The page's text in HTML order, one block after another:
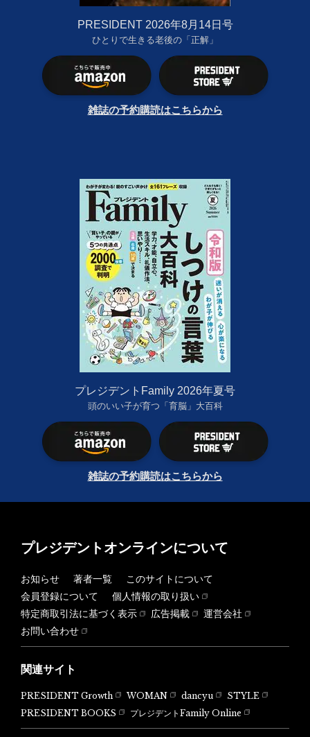
PRESIDENT 2026年8月14日号
ひとりで生きる老後の「正解」
雑誌の予約購読はこちらから
プレジデントFamily 2026年夏号
頭のいい子が育つ「育脳」大百科
雑誌の予約購読はこちらから
プレジデントオンラインについて
お知らせ 著者一覧
このサイトについて
会員登録について
個人情報の取り扱い
特定商取引法に基づく表示
広告掲載
運営会社
お問い合わせ
関連サイト
PRESIDENT Growth WOMAN dancyu
STYLE
PRESIDENT BOOKS
プレジデントFamily Online